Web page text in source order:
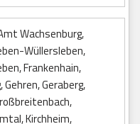
Wachsenburg,
Wüllersleben,
Frankenhain,
Geraberg,
Kirchheim,